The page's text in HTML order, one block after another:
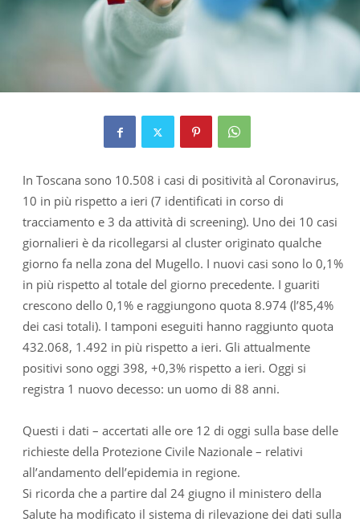
In Toscana sono 10.508 i casi di positività al Coronavirus,
10 in più rispetto a ieri (7 identificati in corso di
tracciamento e 3 da attività di screening). Uno dei 10 casi
giornalieri è da ricollegarsi al cluster originato qualche
giorno fa nella zona del Mugello. I nuovi casi sono lo 0,1%
in più rispetto al totale del giorno precedente. I guariti
crescono dello 0,1% e raggiungono quota 8.974 (l’85,4%
dei casi totali). I tamponi eseguiti hanno raggiunto quota
432.068, 1.492 in più rispetto a ieri. Gli attualmente
positivi sono oggi 398, +0,3% rispetto a ieri. Oggi si
registra 1 nuovo decesso: un uomo di 88 anni.
Questi i dati – accertati alle ore 12 di oggi sulla base delle
richieste della Protezione Civile Nazionale – relativi
all’andamento dell’epidemia in regione.
Si ricorda che a partire dal 24 giugno il ministero della
Salute ha modificato il sistema di rilevazione dei dati sulla